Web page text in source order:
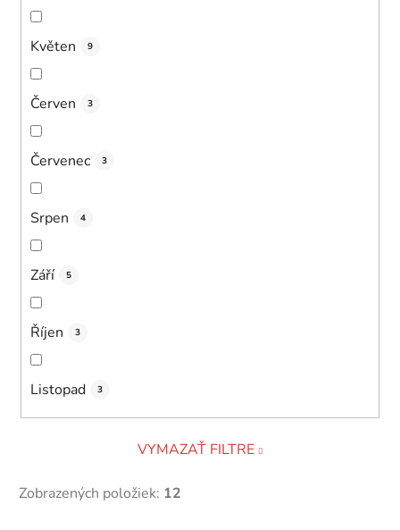
Květen 9
Červen 3
Červenec 3
Srpen 4
Září 5
Říjen 3
Listopad 3
VYMAZAŤ FILTRE
Zobrazených položiek: 12